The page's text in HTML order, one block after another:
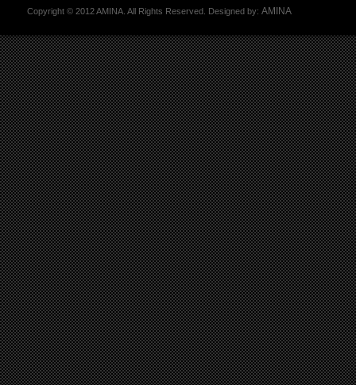
Copyright © 2012 AMINA. All Rights Reserved. Designed by: AMINA